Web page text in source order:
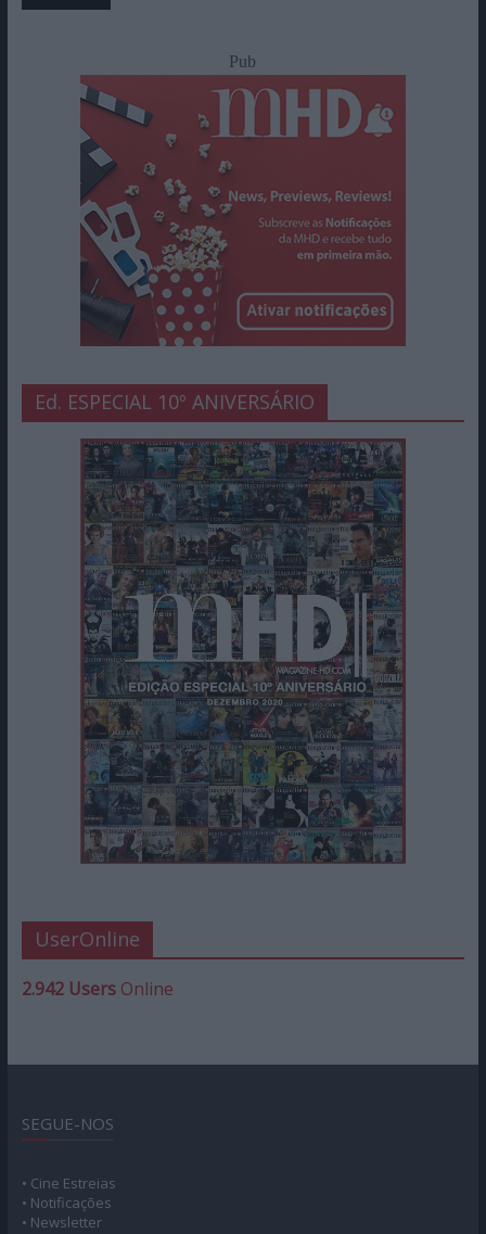
Pub
Ed. ESPECIAL 10º ANIVERSÁRIO
UserOnline
2.942 UsersOnline
SEGUE-NOS
• Cine Estreias
• Notificações
• Newsletter